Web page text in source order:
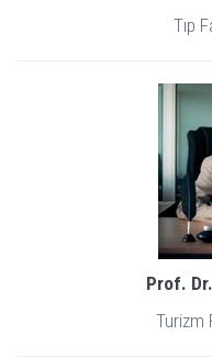
Tıp
Prof.
Turizm